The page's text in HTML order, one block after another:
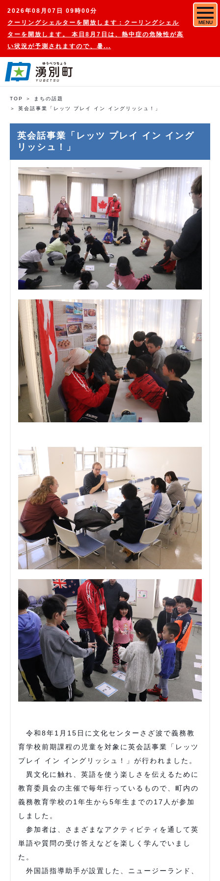
2026年08月07日 09時00分
クーリングシェルターを開放します：クーリングシェル
ターを開放します。 本日8月7日は、熱中症の危険性が高
い状況が予測されますので、暑...
MENU
TOP
まちの話題
英会話事業「レッツ プレイ イン イングリッシュ！」
英会話事業「レッツ プレイ イン イング
リッシュ！」
令和8年1月15日に文化センターさざ波で義務教
育学校前期課程の児童を対象に英会話事業「レッツ
プレイ イン イングリッシュ！」が行われました。
異文化に触れ、英語を使う楽しさを伝えるために
教育委員会の主催で毎年行っているもので、町内の
義務教育学校の1年生から5年生までの17人が参加
しました。
参加者は、さまざまなアクティビティを通して英
単語や質問の受け答えなどを楽しく学んでいまし
た。
外国語指導助手が設置した、ニュージーランド、